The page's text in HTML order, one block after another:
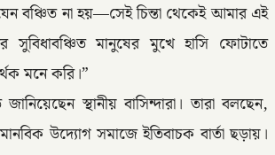
বঞ্চিত না হয়—সেই চিন্তা থেকেই আমার এই
সুবিধাবঞ্চিত মানুষের মুখে হাসি ফোটাতে
মনে করি।”
স্থানীয় বাসিন্দারা। তারা বলছেন,
উদ্যোগ সমাজে ইতিবাচক বার্তা ছড়ায়।